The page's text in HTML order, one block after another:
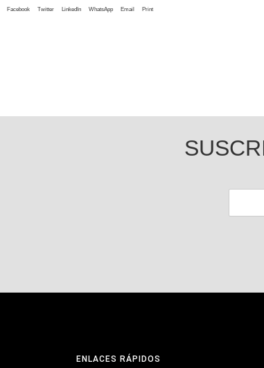
Facebook Twitter LinkedIn WhatsApp Email Print
ENLACES RÁPIDOS